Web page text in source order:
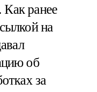
Как ранее
на
об
за